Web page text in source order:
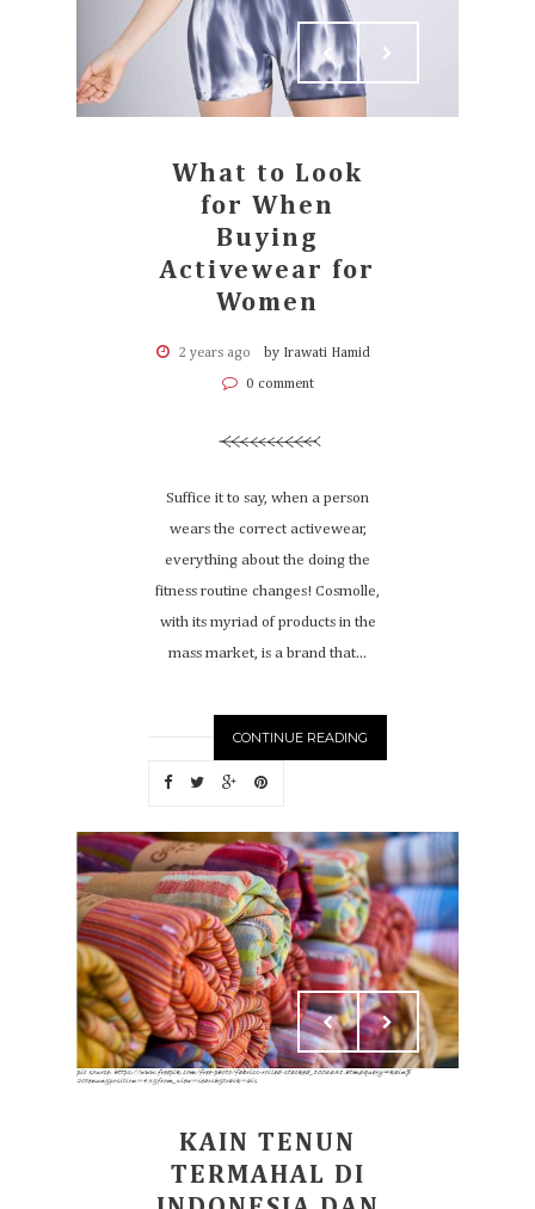
What to Look
for When
Buying
Activewear for
Women
2 years ago by Irawati Hamid
0 comment
Suffice it to say, when a person
wears the correct activewear,
everything about the doing the
fitness routine changes! Cosmolle,
with its myriad of products in the
mass market, is a brand that...
CONTINUE READING
KAIN TENUN
TERMAHAL DI